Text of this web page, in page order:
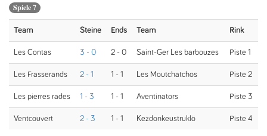
Spiele 7
Team Steine Ends Team Rink
Les Contas 3 - 0 2 - 0 Saint-Ger Les barbouzes Piste 1
Les Frasserands 2 - 1 1 - 1 Les Moutchatchos Piste 2
Les pierres rades 1 - 3 1 - 1 Aventinators Piste 3
Ventcouvert 2 - 3 1 - 1 Kezdonkeustruklö Piste 4